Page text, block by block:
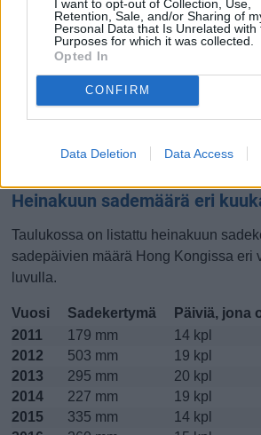
I want to opt-out of Collection, Use,
Retention, Sale, and/or Sharing of
Personal Data that Is Unrelated with
Purposes for which it was collected.
Opted In
CONFIRM
Data Deletion Data Access
Heinäkuussa Elokuussa
Lokakuussa
Kiinnostavatko lämpötilat?
lämmintä Hong Kongissa
Heinakuun sademäärä eri
Taulukossa on listattu heinakuun
sadepäivien määrä Hong Kongissa eri
luvulla.
Vuosi Sadekertymä
Päiviä, jona
2011
179 mm
14 kpl
2012
503 mm
19 kpl
2013
295 mm
20 kpl
2014
227 mm
19 kpl
2015
335 mm
14 kpl